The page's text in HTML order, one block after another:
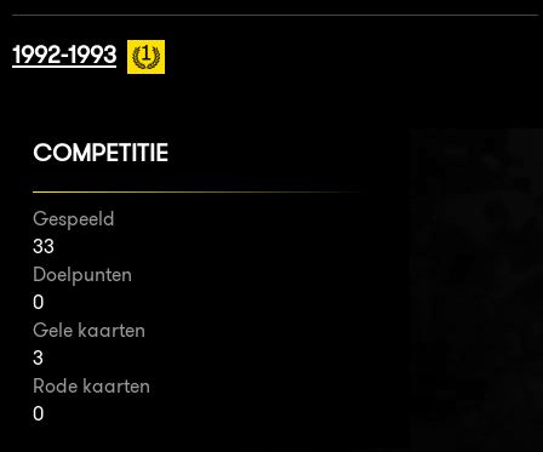
1992-1993
COMPETITIE
Gespeeld
33
Doelpunten
0
Gele kaarten
3
Rode kaarten
0